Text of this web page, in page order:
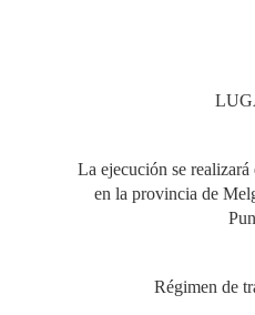
La ejecución se
en la provincia de
Régimen de